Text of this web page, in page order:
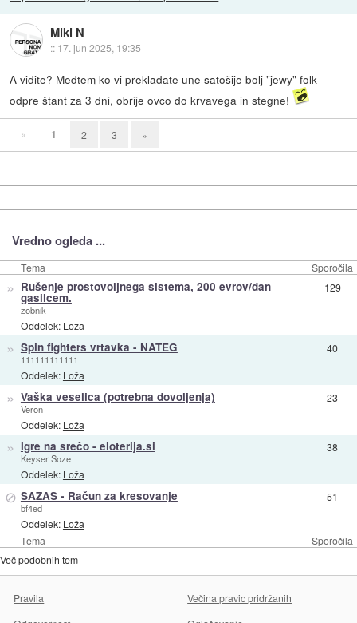
Miki N
:: 17. jun 2025, 19:35
A vidite? Medtem ko vi prekladate une satošije bolj "jewy" folk
odpre štant za 3 dni, obrije ovco do krvavega in stegne!
« 1 2 3 »
Vredno ogleda ...
Tema Sporočila
Tema Sporočila
» Rušenje prostovoljnega sistema, 200 evrov/dan
gasilcem.
zobnik
Oddelek: Loža
129
» Spin fighters vrtavka - NATEG
111111111111
Oddelek: Loža
40
» Vaška veselica (potrebna dovoljenja)
Veron
Oddelek: Loža
23
» Igre na srečo - eloterija.si
Keyser Soze
Oddelek: Loža
38
⊘ SAZAS - Račun za kresovanje
bf4ed
Oddelek: Loža
51
Več podobnih tem
Pravila
Večina pravic pridržanih